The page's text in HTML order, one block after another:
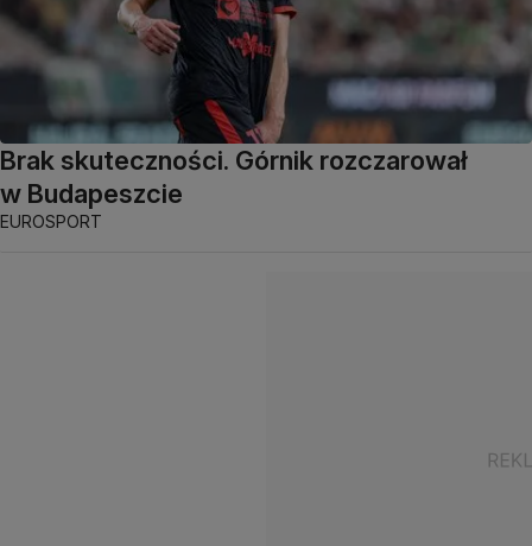
Brak skuteczności. Górnik rozczarował
w Budapeszcie
EUROSPORT